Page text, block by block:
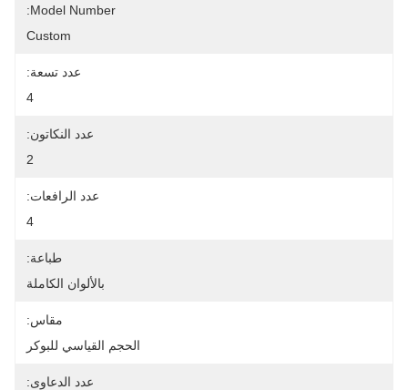
Model Number:
Custom
عدد تسعة:
4
عدد النكاتون:
2
عدد الرافعات:
4
طباعة:
بالألوان الكاملة
مقاس:
الحجم القياسي للبوكر
عدد الدعاوى: